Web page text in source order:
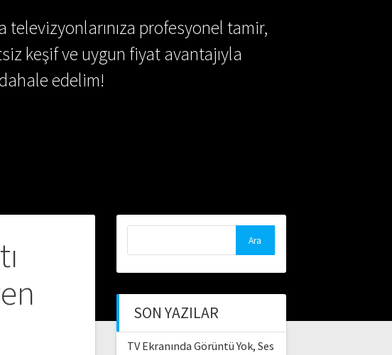
profesyonel tamir,
keşif ve uygun fiyat avantajıyla
edelim!
SON YAZILAR
TV Ekranında Görüntü Yok, Ses